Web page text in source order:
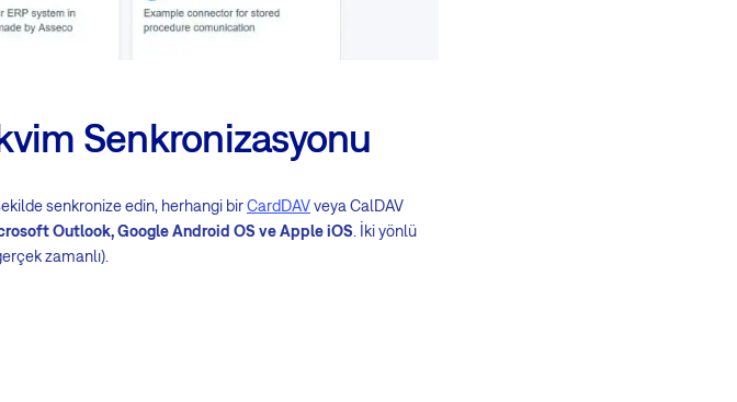
Senkronizasyonu
senkronize edin, herhangi birCardDAVveya CalDAV
Outlook, Google Android OS ve Apple iOS. İki yönlü
zamanlı).